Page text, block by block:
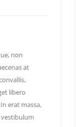
non
at
libero
erat massa,